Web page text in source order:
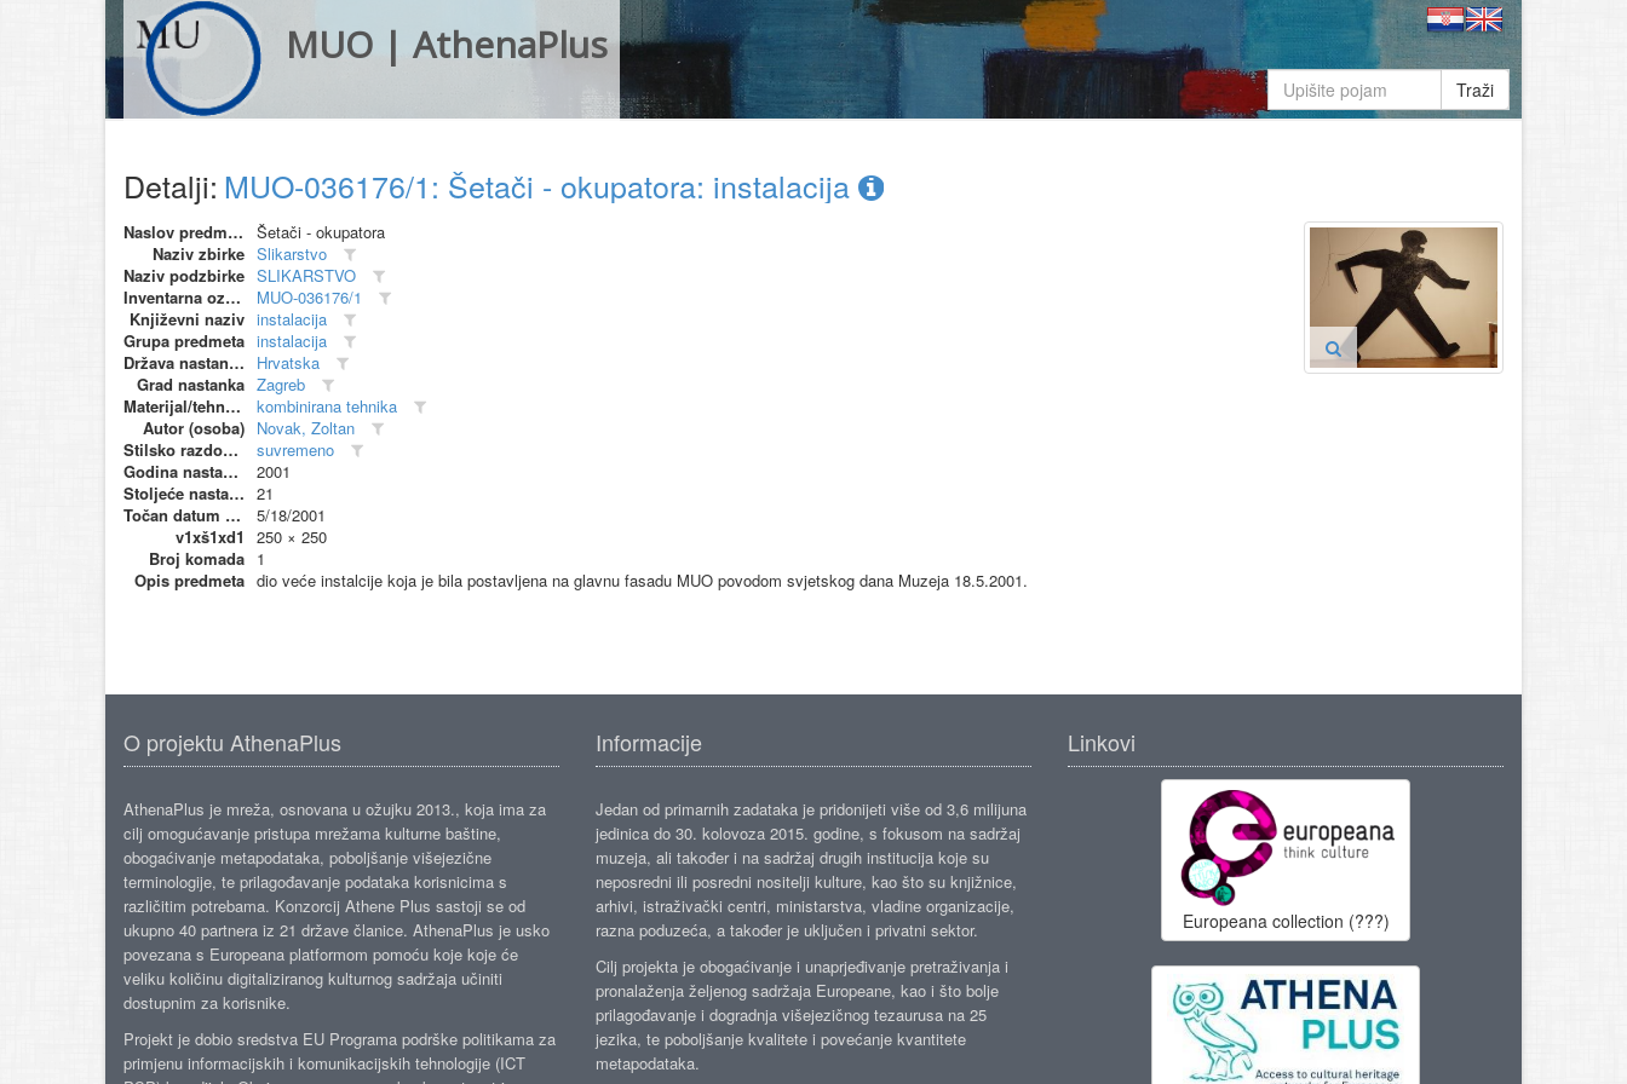
MUO | AthenaPlus
Traži
Detalji: MUO-036176/1: Šetači - okupatora: instalacija
Naslov predmeta
Šetači - okupatora
Naziv zbirke Slikarstvo
Naziv podzbirke SLIKARSTVO
Inventarna oznaka
MUO-036176/1
Književni naziv instalacija
Grupa predmeta instalacija
Država nastanka
Hrvatska
Grad nastanka Zagreb
Materijal/tehnika
kombinirana tehnika
Autor (osoba) Novak, Zoltan
Stilsko razdoblje
suvremeno
Godina nastanka
2001
Stoljeće nastanka 21
Točan datum nastanka
5/18/2001
v1xš1xd1
250 × 250
Broj komada 1
Opis predmeta dio veće instalcije koja je bila postavljena na glavnu fasadu MUO povodom svjetskog dana Muzeja 18.5.2001.
O projektu AthenaPlus
AthenaPlus je mreža, osnovana u ožujku 2013., koja ima za
cilj omogućavanje pristupa mrežama kulturne baštine,
obogaćivanje metapodataka, poboljšanje višejezične
terminologije, te prilagođavanje podataka korisnicima s
različitim potrebama. Konzorcij Athene Plus sastoji se od
ukupno 40 partnera iz 21 države članice. AthenaPlus je usko
povezana s Europeana platformom pomoću koje koje će
veliku količinu digitaliziranog kulturnog sadržaja učiniti
dostupnim za korisnike.
Projekt je dobio sredstva EU Programa podrške politikama za
primjenu informacijskih i komunikacijskih tehnologije (ICT
Informacije
Jedan od primarnih zadataka je pridonijeti više od 3,6 milijuna
jedinica do 30. kolovoza 2015. godine, s fokusom na sadržaj
muzeja, ali također i na sadržaj drugih institucija koje su
neposredni ili posredni nositelji kulture, kao što su knjižnice,
arhivi, istraživački centri, ministarstva, vladine organizacije,
razna poduzeća, a također je uključen i privatni sektor.
Cilj projekta je obogaćivanje i unaprjeđivanje pretraživanja i
pronalaženja željenog sadržaja Europeane, kao i što bolje
prilagođavanje i dogradnja višejezičnog tezaurusa na 25
jezika, te poboljšanje kvalitete i povećanje kvantitete
metapodataka.
Linkovi
Europeana collection (???)